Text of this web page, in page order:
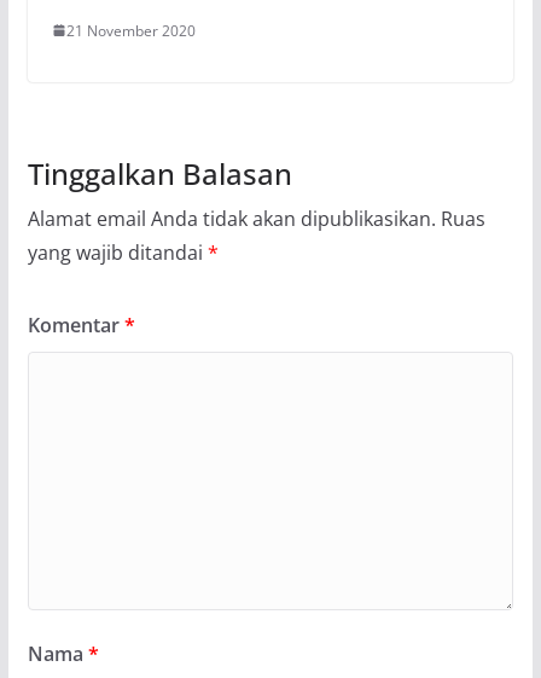
21 November 2020
Tinggalkan Balasan
Alamat email Anda tidak akan dipublikasikan. Ruas
yang wajib ditandai *
Komentar*
Nama *